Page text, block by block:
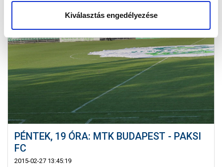
Kiválasztás engedélyezése
PÉNTEK, 19 ÓRA: MTK BUDAPEST - PAKSI
FC
2015-02-27 13:45:19